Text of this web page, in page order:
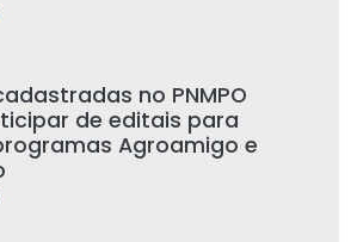
no PNMPO
de editais para
Agroamigo e